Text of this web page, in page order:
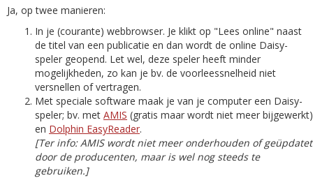
Ja, op twee manieren:
In je (courante) webbrowser. Je klikt op "Lees online" naast
de titel van een publicatie en dan wordt de online Daisy-
speler geopend. Let wel, deze speler heeft minder
mogelijkheden, zo kan je bv. de voorleessnelheid niet
versnellen of vertragen.
Met speciale software maak je van je computer een Daisy-
speler; bv. met AMIS (gratis maar wordt niet meer bijgewerkt)
en Dolphin EasyReader.
[Ter info: AMIS wordt niet meer onderhouden of geüpdatet
door de producenten, maar is wel nog steeds te
gebruiken.]